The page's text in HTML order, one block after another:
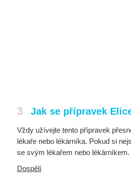
3 Jak se přípravek
Vždy užívejte tento přípravek
lékaře nebo lékárníka. Pokud si
se svým lékařem nebo lékárníkem.
Dospělí